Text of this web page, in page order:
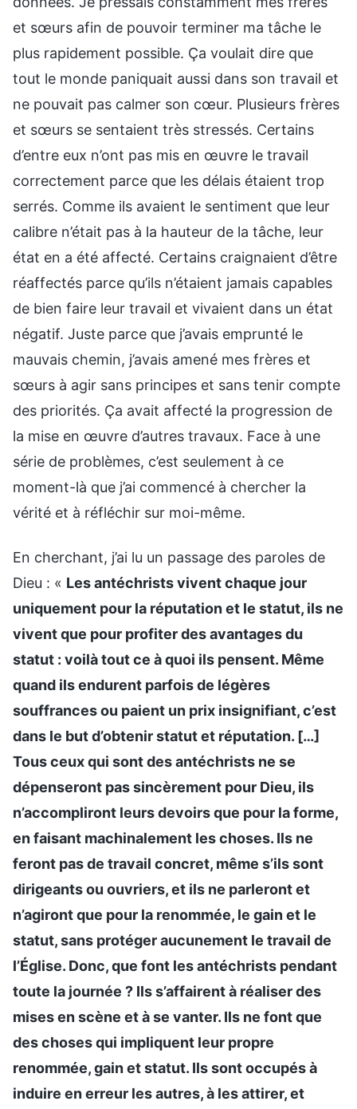
et sœurs afin de pouvoir terminer ma tâche le
plus rapidement possible. Ça voulait dire que
tout le monde paniquait aussi dans son travail et
ne pouvait pas calmer son cœur. Plusieurs frères
et sœurs se sentaient très stressés. Certains
d’entre eux n’ont pas mis en œuvre le travail
correctement parce que les délais étaient trop
serrés. Comme ils avaient le sentiment que leur
calibre n’était pas à la hauteur de la tâche, leur
état en a été affecté. Certains craignaient d’être
réaffectés parce qu’ils n’étaient jamais capables
de bien faire leur travail et vivaient dans un état
négatif. Juste parce que j’avais emprunté le
mauvais chemin, j’avais amené mes frères et
sœurs à agir sans principes et sans tenir compte
des priorités. Ça avait affecté la progression de
la mise en œuvre d’autres travaux. Face à une
série de problèmes, c’est seulement à ce
moment-là que j’ai commencé à chercher la
vérité et à réfléchir sur moi-même.
En cherchant, j’ai lu un passage des paroles de
Dieu : « Les antéchrists vivent chaque jour
uniquement pour la réputation et le statut, ils ne
vivent que pour profiter des avantages du
statut : voilà tout ce à quoi ils pensent. Même
quand ils endurent parfois de légères
souffrances ou paient un prix insignifiant, c’est
dans le but d’obtenir statut et réputation. […]
Tous ceux qui sont des antéchrists ne se
dépenseront pas sincèrement pour Dieu, ils
n’accompliront leurs devoirs que pour la forme,
en faisant machinalement les choses. Ils ne
feront pas de travail concret, même s’ils sont
dirigeants ou ouvriers, et ils ne parleront et
n’agiront que pour la renommée, le gain et le
statut, sans protéger aucunement le travail de
l’Église. Donc, que font les antéchrists pendant
toute la journée ? Ils s’affairent à réaliser des
mises en scène et à se vanter. Ils ne font que
des choses qui impliquent leur propre
renommée, gain et statut. Ils sont occupés à
induire en erreur les autres, à les attirer, et